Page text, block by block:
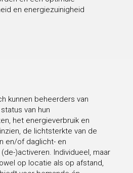
en energiezuinigheid
kunnen beheerders van
van hun
het energieverbruik en
de lichtsterkte van de
en/of daglicht- en
)activeren. Individueel, maar
op locatie als op afstand,